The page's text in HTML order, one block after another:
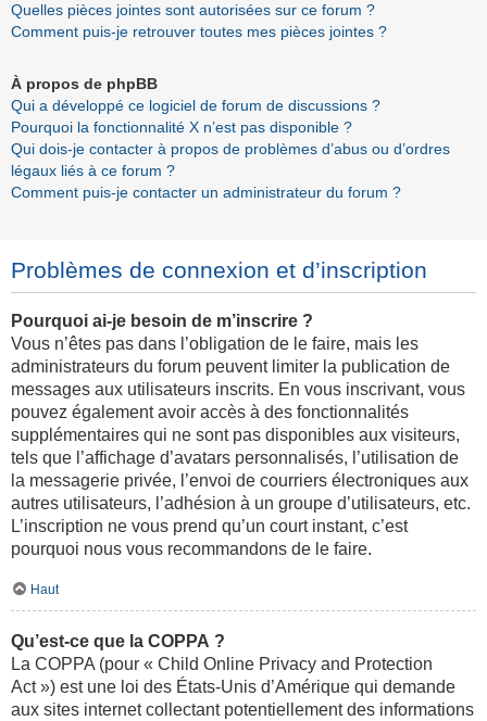
Quelles pièces jointes sont autorisées sur ce forum ?
Comment puis-je retrouver toutes mes pièces jointes ?
À propos de phpBB
Qui a développé ce logiciel de forum de discussions ?
Pourquoi la fonctionnalité X n’est pas disponible ?
Qui dois-je contacter à propos de problèmes d’abus ou d’ordres
légaux liés à ce forum ?
Comment puis-je contacter un administrateur du forum ?
Problèmes de connexion et d’inscription
Pourquoi ai-je besoin de m’inscrire ?
Vous n’êtes pas dans l’obligation de le faire, mais les
administrateurs du forum peuvent limiter la publication de
messages aux utilisateurs inscrits. En vous inscrivant, vous
pouvez également avoir accès à des fonctionnalités
supplémentaires qui ne sont pas disponibles aux visiteurs,
tels que l’affichage d’avatars personnalisés, l’utilisation de
la messagerie privée, l’envoi de courriers électroniques aux
autres utilisateurs, l’adhésion à un groupe d’utilisateurs, etc.
L’inscription ne vous prend qu’un court instant, c’est
pourquoi nous vous recommandons de le faire.
Haut
Qu’est-ce que la COPPA ?
La COPPA (pour « Child Online Privacy and Protection
Act ») est une loi des États-Unis d’Amérique qui demande
aux sites internet collectant potentiellement des informations